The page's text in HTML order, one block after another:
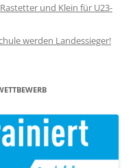
und Klein für U23-
werden Landessieger!